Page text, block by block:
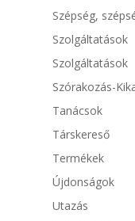
Szépség,
Szolgáltatások
Szolgáltatások
Szórakozás-
Tanácsok
Társkereső
Termékek
Újdonságok
Utazás